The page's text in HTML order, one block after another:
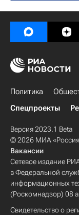
Вооруженные
Политика
Спецпроекты
Версия 2023.1 Beta
© 2026 МИА «Россия
Вакансии
Сетевое издание
в Федеральной
информационных
(Роскомнадзор) 08
Свидетельство о